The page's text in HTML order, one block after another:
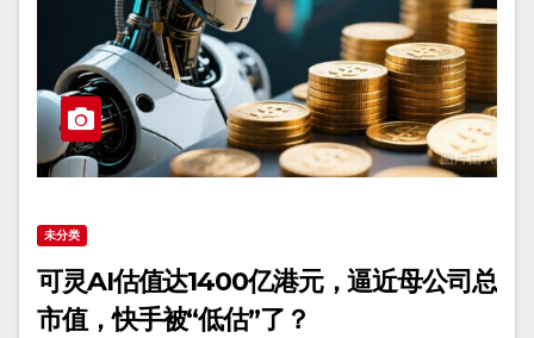
未分类
可灵AI估值达1400亿港元，逼近母公司总
市值，快手被“低估”了？